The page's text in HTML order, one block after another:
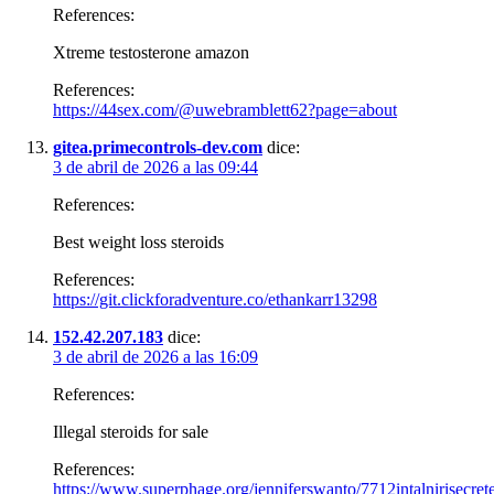
References:
Xtreme testosterone amazon
References:
https://44sex.com/@uwebramblett62?page=about
gitea.primecontrols-dev.com dice:
3 de abril de 2026 a las 09:44
References:
Best weight loss steroids
References:
https://git.clickforadventure.co/ethankarr13298
152.42.207.183 dice:
3 de abril de 2026 a las 16:09
References:
Illegal steroids for sale
References:
https://www.superphage.org/jenniferswanto/